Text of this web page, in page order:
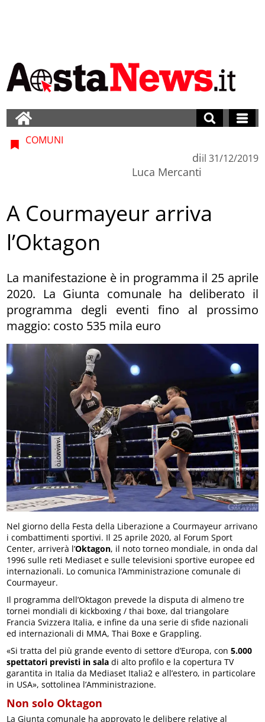
COMUNI
di
Luca Mercanti
il 31/12/2019
A Courmayeur arriva
l’Oktagon
La manifestazione è in programma il 25 aprile
2020. La Giunta comunale ha deliberato il
programma degli eventi fino al prossimo
maggio: costo 535 mila euro
Nel giorno della Festa della Liberazione a Courmayeur arrivano
i combattimenti sportivi. Il 25 aprile 2020, al Forum Sport
Center, arriverà l’Oktagon, il noto torneo mondiale, in onda dal
1996 sulle reti Mediaset e sulle televisioni sportive europee ed
internazionali. Lo comunica l’Amministrazione comunale di
Courmayeur.
Il programma dell’Oktagon prevede la disputa di almeno tre
tornei mondiali di kickboxing / thai boxe, dal triangolare
Francia Svizzera Italia, e infine da una serie di sfide nazionali
ed internazionali di MMA, Thai Boxe e Grappling.
«Si tratta del più grande evento di settore d’Europa, con5.000
spettatori previsti in sala di alto profilo e la copertura TV
garantita in Italia da Mediaset Italia2 e all’estero, in particolare
in USA», sottolinea l’Amministrazione.
Non solo Oktagon
La Giunta comunale ha approvato le delibere relative al